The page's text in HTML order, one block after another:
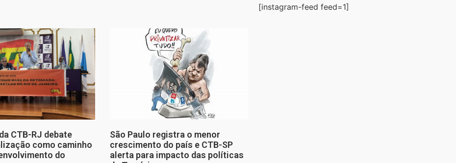
CTB-RJ debate
como caminho
do
São Paulo registra o menor
crescimento do país e CTB-SP
alerta para impacto das políticas
[instagram-feed feed=1]